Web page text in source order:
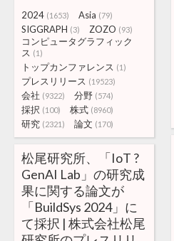
2024 (1653) Asia (79)
SIGGRAPH (3) ZOZO (93)
コンピュータグラフィック
ス (1)
トップカンファレンス (1)
プレスリリース (19523)
会社 (9322) 分野 (574)
採択 (100) 株式 (8960)
研究 (2321) 論文 (170)
松尾研究所、「IoT ?
GenAI Lab」の研究成
果に関する論文が
「BuildSys 2024」に
て採択 | 株式会社松尾